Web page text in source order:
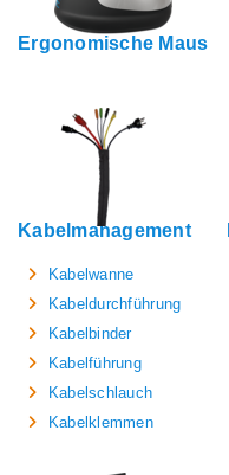
Ergonomische Maus
Kabelmanagement
Kabelwanne
Kabeldurchführung
Kabelbinder
Kabelführung
Kabelschlauch
Kabelklemmen